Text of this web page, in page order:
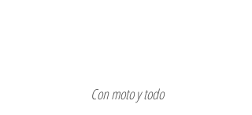
Con moto y todo